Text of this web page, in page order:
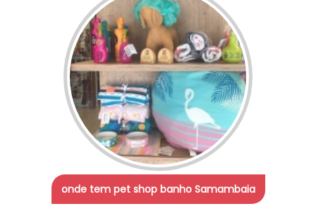
onde tem pet shop banho Samambaia